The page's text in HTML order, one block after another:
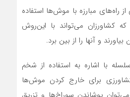
مبارزه با موش‌ها استفاده
کشاورزان می‌تواند با این‌روش
و آنها را از بین‌ برد.
با اشاره به استفاده از شخم‌
برای خارج کردن موش‌ها